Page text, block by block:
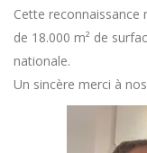
Cette reconnaissance
de 18.000 m² de
nationale.
Un sincère merci à